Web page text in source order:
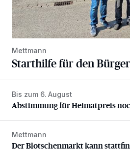
Mettmann
Starthilfe für den
Abstimmung für Heimatpreis noch
Bis zum 6. August
Abstimmung für Heimatpreis
Der Blotschenmarkt kann
Mettmann
Der Blotschenmarkt kann